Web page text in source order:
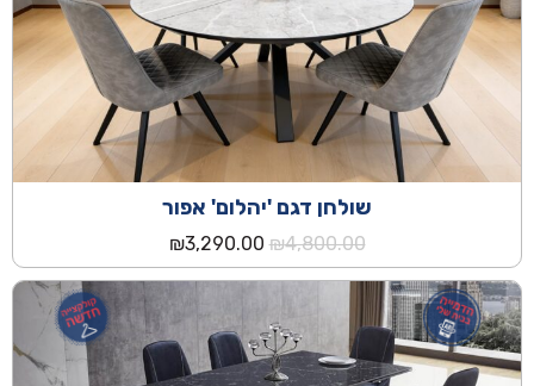
שולחן דגם 'יהלום' אפור
₪4,800.00
המחיר
המקורי
היה:
₪4,800.00.
₪3,290.00
הנוכחי
הוא:
₪3,290.00.